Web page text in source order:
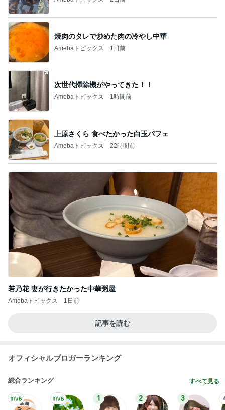
焼肉のタレで炒めた肉の冷やし中華
Amebaトピックス 1日前
次世代掃除機がやってきた！！
Amebaトピックス 1時間前
上原さくら 食べたかった白玉パフェ
Amebaトピックス 22時間前
若乃花 妻が行きたかった中華粥屋
Amebaトピックス 1日前
記事を読む
オフィシャルブロガーランキング
総合ランキング すべて見る
1 2 3